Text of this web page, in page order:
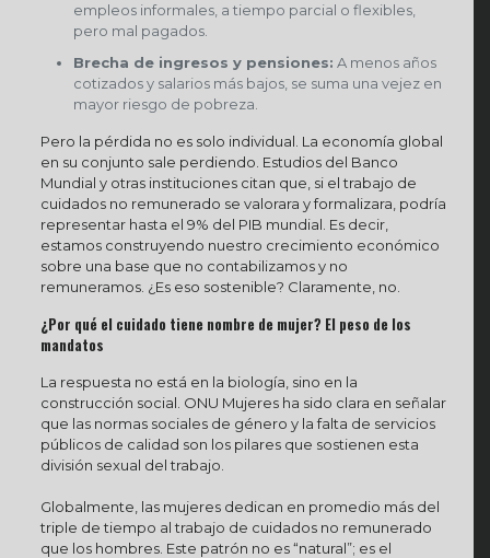
empleos informales, a tiempo parcial o flexibles,
pero mal pagados.
Brecha de ingresos y pensiones: A menos años
cotizados y salarios más bajos, se suma una vejez en
mayor riesgo de pobreza.
Pero la pérdida no es solo individual. La economía global
en su conjunto sale perdiendo. Estudios del Banco
Mundial y otras instituciones citan que, si el trabajo de
cuidados no remunerado se valorara y formalizara, podría
representar hasta el 9% del PIB mundial. Es decir,
estamos construyendo nuestro crecimiento económico
sobre una base que no contabilizamos y no
remuneramos. ¿Es eso sostenible? Claramente, no.
¿Por qué el cuidado tiene nombre de mujer? El peso de los
mandatos
La respuesta no está en la biología, sino en la
construcción social. ONU Mujeres ha sido clara en señalar
que las normas sociales de género y la falta de servicios
públicos de calidad son los pilares que sostienen esta
división sexual del trabajo.
Globalmente, las mujeres dedican en promedio más del
triple de tiempo al trabajo de cuidados no remunerado
que los hombres. Este patrón no es “natural”; es el